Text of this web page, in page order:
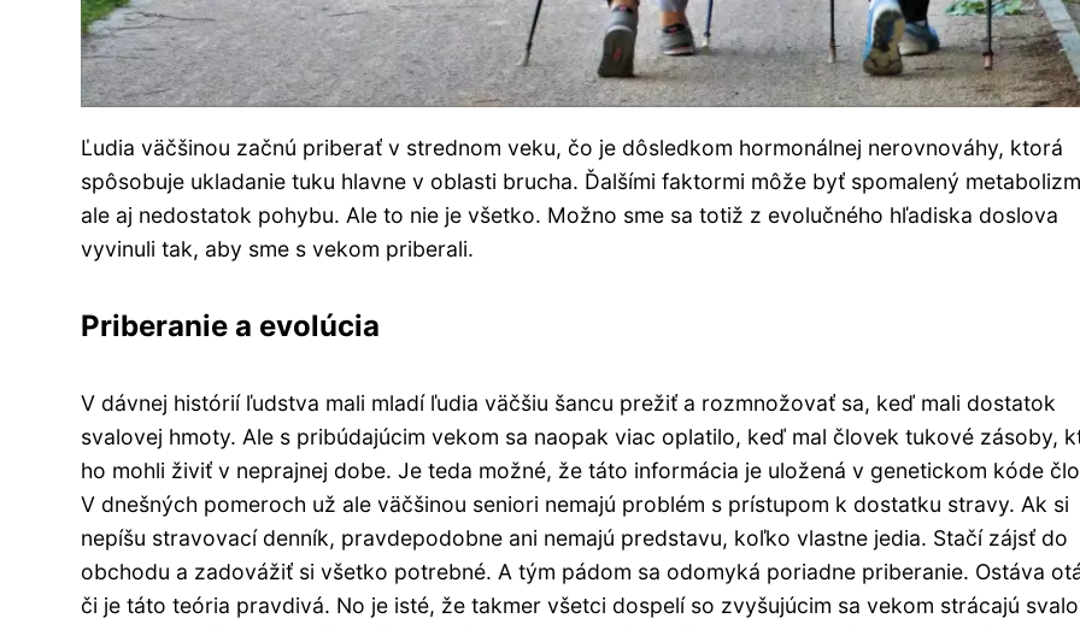
Ľudia väčšinou začnú priberať v strednom veku, čo je dôsledkom hormonálnej nerovnováhy, ktorá
spôsobuje ukladanie tuku hlavne v oblasti brucha. Ďalšími faktormi môže byť spomalený
ale aj nedostatok pohybu. Ale to nie je všetko. Možno sme sa totiž z evolučného hľadiska doslova
vyvinuli tak, aby sme s vekom priberali.
Priberanie a evolúcia
V dávnej histórií ľudstva mali mladí ľudia väčšiu šancu prežiť a rozmnožovať sa, keď mali dostatok
svalovej hmoty. Ale s pribúdajúcim vekom sa naopak viac oplatilo, keď mal človek tukové zásoby,
ho mohli živiť v neprajnej dobe. Je teda možné, že táto informácia je uložená v genetickom kóde
V dnešných pomeroch už ale väčšinou seniori nemajú problém s prístupom k dostatku stravy. Ak si
nepíšu stravovací denník, pravdepodobne ani nemajú predstavu, koľko vlastne jedia. Stačí zájsť do
obchodu a zadovážiť si všetko potrebné. A tým pádom sa odomyká poriadne priberanie. Ostáva
či je táto teória pravdivá. No je isté, že takmer všetci dospelí so zvyšujúcim sa vekom strácajú